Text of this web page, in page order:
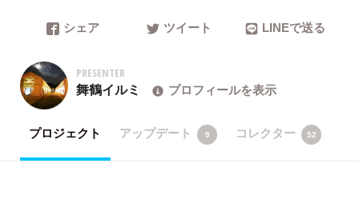
シェア ツイート LINEで送る
PRESENTER
舞鶴イルミ プロフィールを表示
プロジェクト アップデート 9 コレクター 52